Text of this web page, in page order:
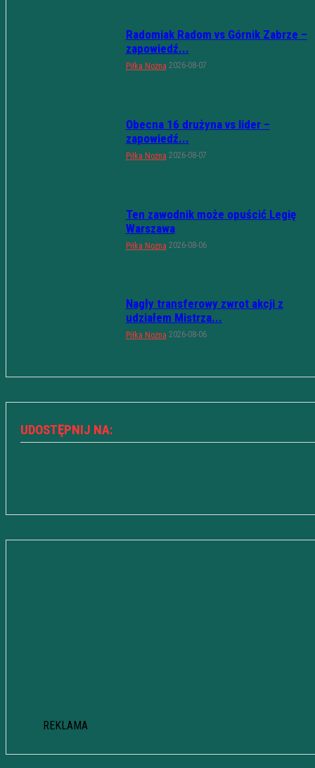
Radomiak Radom vs Górnik Zabrze –
zapowiedź...
Piłka Nożna 2026-08-07
Obecna 16 drużyna vs lider –
zapowiedź...
Piłka Nożna 2026-08-07
Ten zawodnik może opuścić Legię
Warszawa
Piłka Nożna 2026-08-06
Nagły transferowy zwrot akcji z
udziałem Mistrza...
Piłka Nożna 2026-08-06
UDOSTĘPNIJ NA:
REKLAMA